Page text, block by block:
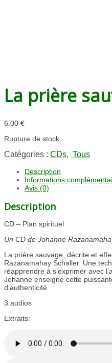
La prière
6.00 €
Rupture de stock
Catégories : CDs, Tous
Description
Informations
Avis (0)
Description
CD – Plan spirituel
Un CD de Johanne
La prière sauvage, décrite et
Razanamahay Schaller. Une
réapprendre à s’exprimer avec
Johanne enseigne cette
d’authenticité.
3 audios
Extraits: